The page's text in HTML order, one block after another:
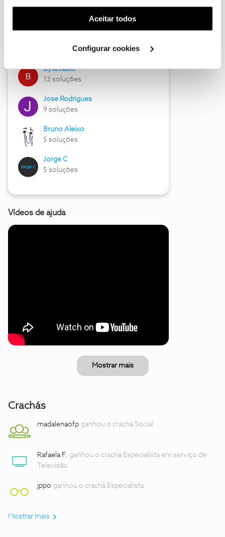
funcionalidade) e adaptar anúncios aos seus interesses
(cookies de publicidade personalizada). Pode gerir a
utilização dos cookies clicando em "Configurar
Aceitar todos
Configurar cookies
Hall of Fame de julho
17 soluções
ByteSábio
13 soluções
Jose Rodrigues
9 soluções
Bruno Aleixo
5 soluções
Jorge C
5 soluções
Vídeos de ajuda
Mostrar mais
Crachás
madalenaofp ganhou o crachá Social
Rafaela F. ganhou o crachá Especialista em serviço de
Televisão
jppo ganhou o crachá Especialista
Mostrar mais